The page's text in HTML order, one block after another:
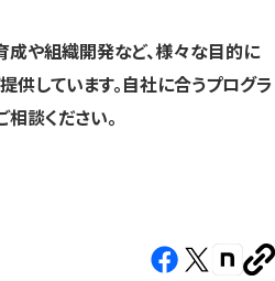
成や組織開発など、様々な目的に
供しています。自社に合うプログラ
談ください。
Facebook（新
X（新 note（新